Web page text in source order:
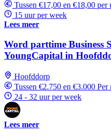
Tussen €17,00 en €18,00 per
15 uur per week
Lees meer
Word parttime Business
YoungCapital in
Hoofddorp
Tussen €2.750 en €3.000 Per
24 - 32 uur per week
Lees meer